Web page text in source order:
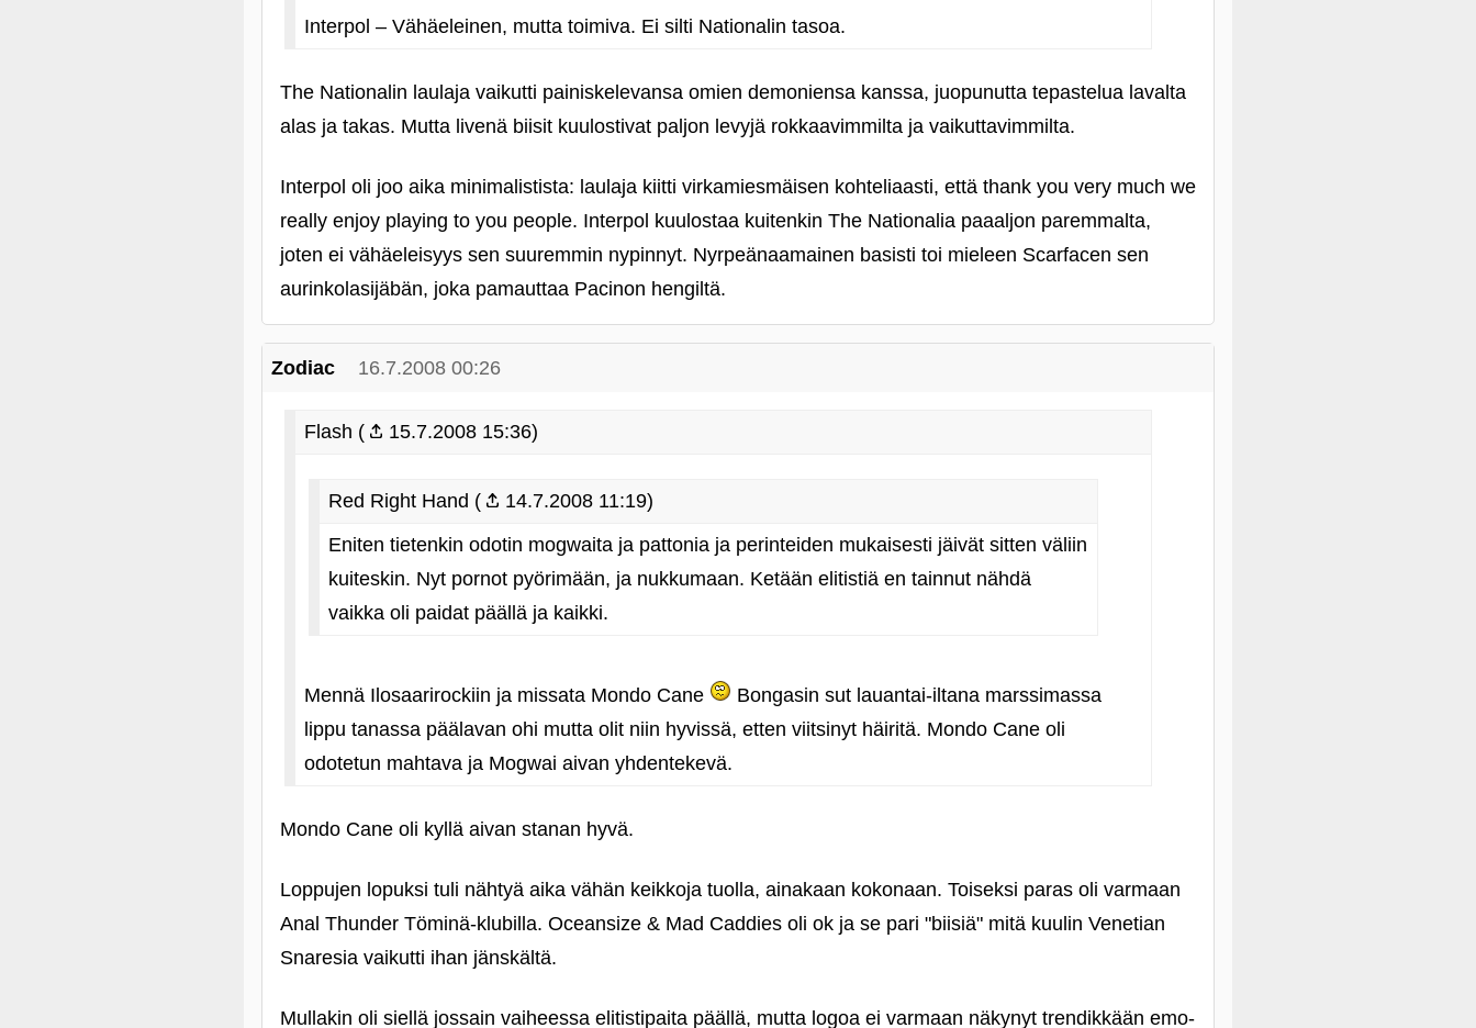
Interpol – Vähäeleinen, mutta toimiva. Ei silti Nationalin tasoa.
The Nationalin laulaja vaikutti painiskelevansa omien demoniensa kanssa, juopunutta tepastelua lavalta
alas ja takas. Mutta livenä biisit kuulostivat paljon levyjä rokkaavimmilta ja vaikuttavimmilta.
Interpol oli joo aika minimalistista: laulaja kiitti virkamiesmäisen kohteliaasti, että thank you very much we
really enjoy playing to you people. Interpol kuulostaa kuitenkin The Nationalia paaaljon paremmalta,
joten ei vähäeleisyys sen suuremmin nypinnyt. Nyrpeänaamainen basisti toi mieleen Scarfacen sen
aurinkolasijäbän, joka pamauttaa Pacinon hengiltä.
Zodiac 16.7.2008 00:26
Flash ( 15.7.2008 15:36)
Red Right Hand (
14.7.2008 11:19)
Eniten tietenkin odotin mogwaita ja pattonia ja perinteiden mukaisesti jäivät sitten väliin
kuiteskin. Nyt pornot pyörimään, ja nukkumaan. Ketään elitistiä en tainnut nähdä
vaikka oli paidat päällä ja kaikki.
Mennä Ilosaarirockiin ja missata Mondo Cane
Bongasin sut lauantai-iltana marssimassa
lippu tanassa päälavan ohi mutta olit niin hyvissä, etten viitsinyt häiritä. Mondo Cane oli
odotetun mahtava ja Mogwai aivan yhdentekevä.
Mondo Cane oli kyllä aivan stanan hyvä.
Loppujen lopuksi tuli nähtyä aika vähän keikkoja tuolla, ainakaan kokonaan. Toiseksi paras oli varmaan
Anal Thunder Töminä-klubilla. Oceansize & Mad Caddies oli ok ja se pari "biisiä" mitä kuulin Venetian
Snaresia vaikutti ihan jänskältä.
Mullakin oli siellä jossain vaiheessa elitistipaita päällä, mutta logoa ei varmaan näkynyt trendikkään emo-